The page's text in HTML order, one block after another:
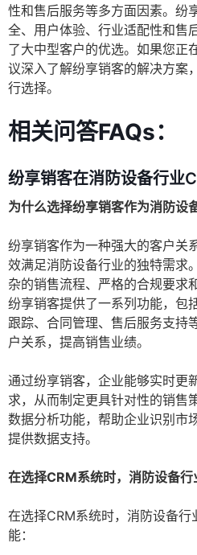
性和售后服务等多方面因素。纷
全、用户体验、行业适配性和售
了大中型客户的优选。如果您正
议深入了解纷享销客的解决方案
行选择。
相关问答FAQs：
纷享销客在消防设备行业
为什么选择纷享销客作为消防设
纷享销客作为一种强大的客户关
效满足消防设备行业的独特需求
杂的销售流程、严格的合规要求
纷享销客提供了一系列功能，包
跟踪、合同管理、售后服务支持
户关系，提高销售业绩。
通过纷享销客，企业能够实时更
求，从而制定更具针对性的销售
数据分析功能，帮助企业识别市
提供数据支持。
在选择CRM系统时，消防设备行
在选择CRM系统时，消防设备
能：